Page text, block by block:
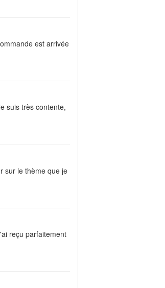
est arrivée
suis très contente,
sur le thème que je
reçu parfaitement